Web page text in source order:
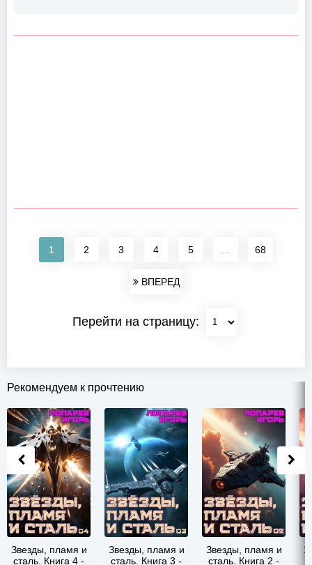
1 2 3 4 5 68
ВПЕРЕД
Перейти на страницу:
Рекомендуем к прочтению
Звезды, пламя и
сталь. Книга 4 -
Звезды, пламя и
сталь. Книга 3 -
Звезды, пламя и
сталь. Книга 2 -